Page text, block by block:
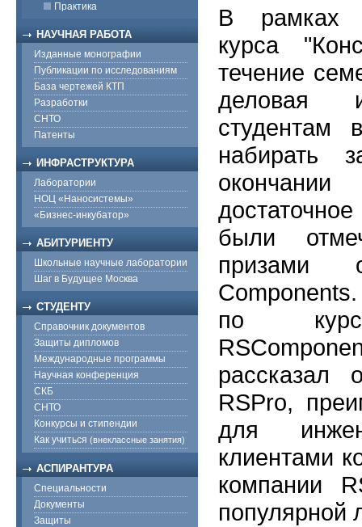
Практика
НАУЧНАЯ РАБОТА
Изданные монографии
Публикации по исследованиям
База чертежей КТП
Разработки
СНТО
Патенты
ИНФРАСТРУКТУРА
Лаборатории
НОЦ «Наносистемы»
«Бизнес-инкубатор»
АБИТУРИЕНТУ
Школьные научные лаборатории
Шаг в Будущее Москва
СТУДЕНТУ
Справочник документов
Защиты дипломов
Международные программы
Научная конференция
СКБ
СНТО
Конкурсы и стипендии
Как учиться (внеклассные занятия)
АСПИРАНТУРА
Специальности
Документы
Защиты
В рамках
курса
течение
деловая
студентам
набирать
были
призами
по
рассказал
RSPro,
для
клиентами
компании
популярной